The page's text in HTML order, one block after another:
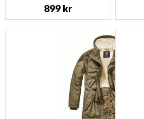
899 kr